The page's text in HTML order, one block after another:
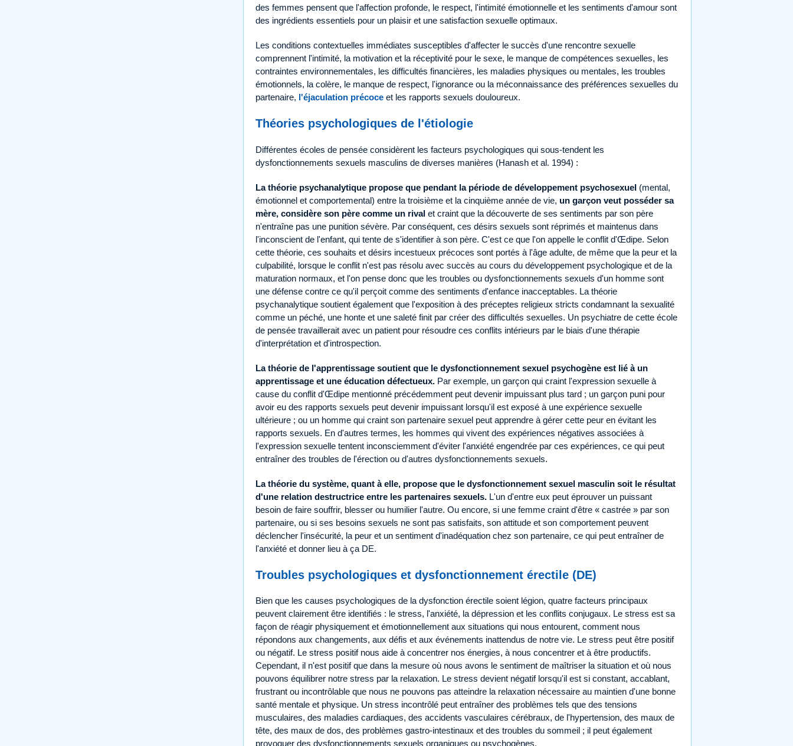
des femmes pensent que l'affection profonde, le respect, l'intimité émotionnelle et les sentiments d'amour sont
des ingrédients essentiels pour un plaisir et une satisfaction sexuelle optimaux.
Les conditions contextuelles immédiates susceptibles d'affecter le succès d'une rencontre sexuelle
comprennent l'intimité, la motivation et la réceptivité pour le sexe, le manque de compétences sexuelles, les
contraintes environnementales, les difficultés financières, les maladies physiques ou mentales, les troubles
émotionnels, la colère, le manque de respect, l'ignorance ou la méconnaissance des préférences sexuelles du
partenaire, l'éjaculation précoce et les rapports sexuels douloureux.
Théories psychologiques de l'étiologie
Différentes écoles de pensée considèrent les facteurs psychologiques qui sous-tendent les
dysfonctionnements sexuels masculins de diverses manières (Hanash et al. 1994) :
La théorie psychanalytique propose que pendant la période de développement psychosexuel (mental,
émotionnel et comportemental) entre la troisième et la cinquième année de vie, un garçon veut posséder sa
mère, considère son père comme un rival et craint que la découverte de ses sentiments par son père
n'entraîne pas une punition sévère. Par conséquent, ces désirs sexuels sont réprimés et maintenus dans
l'inconscient de l'enfant, qui tente de s'identifier à son père. C'est ce que l'on appelle le conflit d'Œdipe. Selon
cette théorie, ces souhaits et désirs incestueux précoces sont portés à l'âge adulte, de même que la peur et la
culpabilité, lorsque le conflit n'est pas résolu avec succès au cours du développement psychologique et de la
maturation normaux, et l'on pense donc que les troubles ou dysfonctionnements sexuels d'un homme sont
une défense contre ce qu'il perçoit comme des sentiments d'enfance inacceptables. La théorie
psychanalytique soutient également que l'exposition à des préceptes religieux stricts condamnant la sexualité
comme un péché, une honte et une saleté finit par créer des difficultés sexuelles. Un psychiatre de cette école
de pensée travaillerait avec un patient pour résoudre ces conflits intérieurs par le biais d'une thérapie
d'interprétation et d'introspection.
La théorie de l'apprentissage soutient que le dysfonctionnement sexuel psychogène est lié à un
apprentissage et une éducation défectueux. Par exemple, un garçon qui craint l'expression sexuelle à
cause du conflit d'Œdipe mentionné précédemment peut devenir impuissant plus tard ; un garçon puni pour
avoir eu des rapports sexuels peut devenir impuissant lorsqu'il est exposé à une expérience sexuelle
ultérieure ; ou un homme qui craint son partenaire sexuel peut apprendre à gérer cette peur en évitant les
rapports sexuels. En d'autres termes, les hommes qui vivent des expériences négatives associées à
l'expression sexuelle tentent inconsciemment d'éviter l'anxiété engendrée par ces expériences, ce qui peut
entraîner des troubles de l'érection ou d'autres dysfonctionnements sexuels.
La théorie du système, quant à elle, propose que le dysfonctionnement sexuel masculin soit le résultat
d'une relation destructrice entre les partenaires sexuels. L'un d'entre eux peut éprouver un puissant
besoin de faire souffrir, blesser ou humilier l'autre. Ou encore, si une femme craint d'être « castrée » par son
partenaire, ou si ses besoins sexuels ne sont pas satisfaits, son attitude et son comportement peuvent
déclencher l'insécurité, la peur et un sentiment d'inadéquation chez son partenaire, ce qui peut entraîner de
l'anxiété et donner lieu à ça DE.
Troubles psychologiques et dysfonctionnement érectile (DE)
Bien que les causes psychologiques de la dysfonction érectile soient légion, quatre facteurs principaux
peuvent clairement être identifiés : le stress, l'anxiété, la dépression et les conflits conjugaux. Le stress est sa
façon de réagir physiquement et émotionnellement aux situations qui nous entourent, comment nous
répondons aux changements, aux défis et aux événements inattendus de notre vie. Le stress peut être positif
ou négatif. Le stress positif nous aide à concentrer nos énergies, à nous concentrer et à être productifs.
Cependant, il n'est positif que dans la mesure où nous avons le sentiment de maîtriser la situation et où nous
pouvons équilibrer notre stress par la relaxation. Le stress devient négatif lorsqu'il est si constant, accablant,
frustrant ou incontrôlable que nous ne pouvons pas atteindre la relaxation nécessaire au maintien d'une bonne
santé mentale et physique. Un stress incontrôlé peut entraîner des problèmes tels que des tensions
musculaires, des maladies cardiaques, des accidents vasculaires cérébraux, de l'hypertension, des maux de
tête, des maux de dos, des problèmes gastro-intestinaux et des troubles du sommeil ; il peut également
provoquer des dysfonctionnements sexuels organiques ou psychogènes.